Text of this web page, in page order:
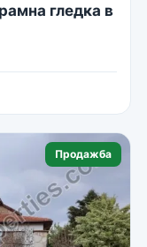
гледка в
Продажба